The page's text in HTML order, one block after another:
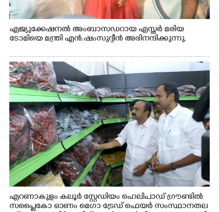
എജ്യുക്കേഷനൽ അംബാസഡറായ എസ്തർ മരിയ
ടോമിയെ മന്ത്രി എൻ.ഷംസുദ്ദീൻ അഭിനന്ദിക്കുന്നു.
എറണാകുളം കലൂർ സ്റ്റേഡിയം ഹെലിപാഡ് ഗ്രൗണ്ടിൽ
സപ്ളൈകോ ഓണം മെഗാ ട്രേഡ് ഫെയർ സംസ്ഥാനതല